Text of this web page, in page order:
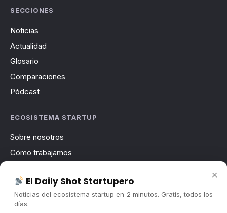
SECCIONES
Noticias
Actualidad
Glosario
Comparaciones
Pódcast
ECOSISTEMA STARTUP
Sobre nosotros
Cómo trabajamos
Contacto
Publicidad
×
El Daily Shot Startupero
Noticias del ecosistema startup en 2 minutos. Gratis, todos los
días.